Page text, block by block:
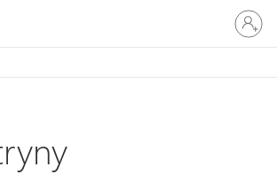
Zaloguj
się
do
konta